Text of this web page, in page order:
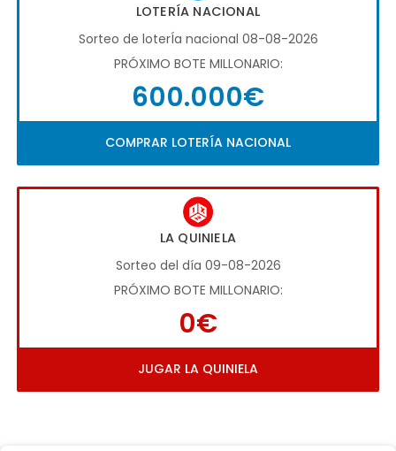
LOTERÍA NACIONAL
Sorteo de loterÍa nacional 08-08-2026
PRÓXIMO BOTE MILLONARIO:
600.000€
COMPRAR LOTERÍA NACIONAL
LA QUINIELA
Sorteo del día 09-08-2026
PRÓXIMO BOTE MILLONARIO:
0€
JUGAR LA QUINIELA